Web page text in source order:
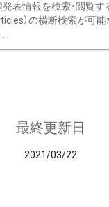
情報を検索・閲覧す
）の横断検索が可
最終更新日
2021/03/22